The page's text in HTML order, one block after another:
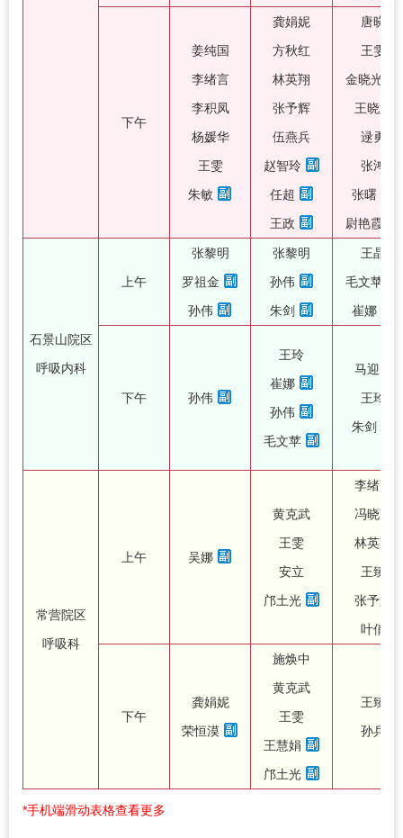
下午
姜纯国
李绪言
李积凤
杨媛华
王雯
朱敏
龚娟妮
方秋红
林英翔
张予辉
伍燕兵
赵智玲
任超
王政
唐晓
王雯
金晓光
王晓娟
逯勇
张鸿
张曙
尉艳霞
石景山院区
呼吸内科
上午
张黎明
罗祖金
孙伟
张黎明
孙伟
朱剑
王晶
毛文苹
崔娜
下午 孙伟
王玲
崔娜
孙伟
毛文苹
马迎民
王玲
朱剑
常营院区
呼吸科
上午 吴娜
黄克武
王雯
安立
邝土光
李绪言
冯晓凯
林英翔
王臻
张予辉
叶俏
下午
龚娟妮
荣恒漠
施焕中
黄克武
王雯
王慧娟
邝土光
王臻
孙兵
*手机端滑动表格查看更多